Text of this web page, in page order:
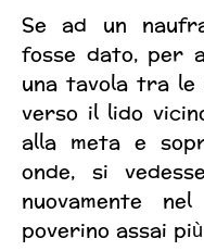
Se ad un
fosse dato, per
una tavola tra le
verso il lido
alla meta e
onde, si
nuovamente
poverino assai